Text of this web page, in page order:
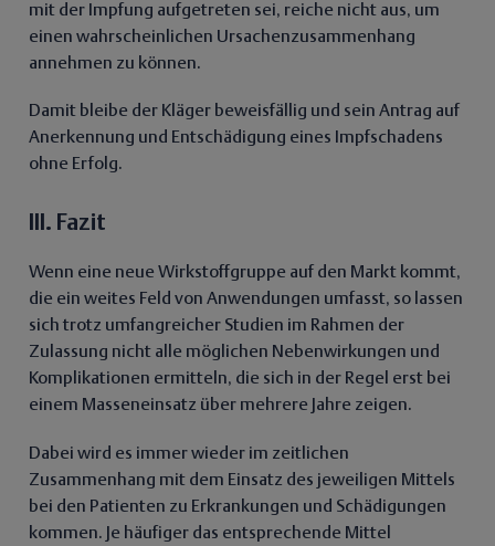
mit der Impfung aufgetreten sei, reiche nicht aus, um
einen wahrscheinlichen Ursachenzusammenhang
annehmen zu können.
Damit bleibe der Kläger beweisfällig und sein Antrag auf
Anerkennung und Entschädigung eines Impfschadens
ohne Erfolg.
III. Fazit
Wenn eine neue Wirkstoffgruppe auf den Markt kommt,
die ein weites Feld von Anwendungen umfasst, so lassen
sich trotz umfangreicher Studien im Rahmen der
Zulassung nicht alle möglichen Nebenwirkungen und
Komplikationen ermitteln, die sich in der Regel erst bei
einem Masseneinsatz über mehrere Jahre zeigen.
Dabei wird es immer wieder im zeitlichen
Zusammenhang mit dem Einsatz des jeweiligen Mittels
bei den Patienten zu Erkrankungen und Schädigungen
kommen. Je häufiger das entsprechende Mittel